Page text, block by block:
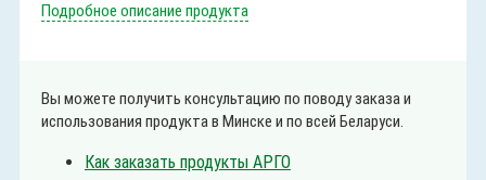
Подробное описание продукта
Вы можете получить консультацию по поводу заказа и
использования продукта в Минске и по всей Беларуси.
Как заказать продукты АРГО